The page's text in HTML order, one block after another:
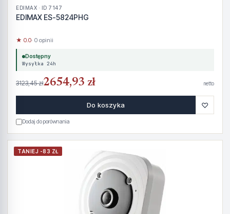
EDIMAX · ID 7147
EDIMAX ES-5824PHG
★ 0.0· 0 opinii
Dostępny
Wysyłka 24h
3123,45 zł2654,93 zł netto
Do koszyka ♡
Dodaj do porównania
TANIEJ -83 ZŁ